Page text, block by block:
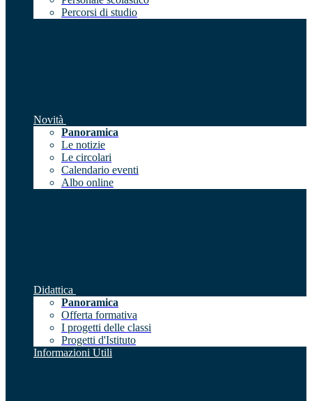
Percorsi di studio
Novità
Panoramica
Le notizie
Le circolari
Calendario eventi
Albo online
Didattica
Panoramica
Offerta formativa
I progetti delle classi
Progetti d'Istituto
Informazioni Utili